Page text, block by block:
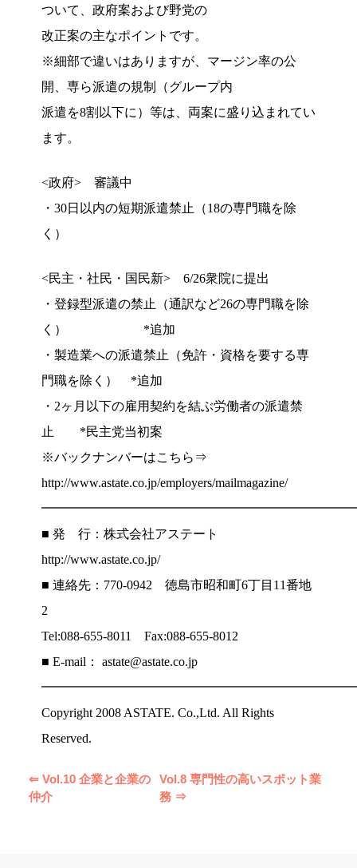
ついて、政府案および野党の
改正案の主なポイントです。
※細部で違いはありますが、マージン率の公
開、専ら派遣の規制（グループ内
派遣を8割以下に）等は、両案に盛り込まれてい
ます。
<政府> 審議中
・30日以内の短期派遣禁止（18の専門職を除
く）
<民主・社民・国民新> 6/26衆院に提出
・登録型派遣の禁止（通訳など26の専門職を除
く） *追加
・製造業への派遣禁止（免許・資格を要する専
門職を除く） *追加
・2ヶ月以下の雇用契約を結ぶ労働者の派遣禁
止 *民主党当初案
※バックナンバーはこちら⇒
http://www.astate.co.jp/employers/mailmagazine/
■ 発 行：株式会社アステート
http://www.astate.co.jp/
■ 連絡先：770-0942 徳島市昭和町6丁目11番地
2
Tel:088-655-8011 Fax:088-655-8012
■ E-mail： astate@astate.co.jp
Copyright 2008 ASTATE. Co.,Ltd. All Rights
Reserved.
⇐ Vol.10 企業と企業の
仲介
Vol.8 専門性の高いスポット業
務 ⇒